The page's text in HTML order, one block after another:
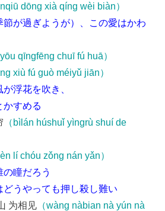
dōng xià qíng wèi biàn）
が過ぎようが）、この愛はかわ
qīngfēng chuī fú huā）
xiù fú guò méiyǔ jiān）
浮花を吹き、
かすめる
（bìlán húshuǐ yìngrù shuí de
lí chóu zǒng nán yǎn）
瞳だろう
うやっても押し殺し難い
为相见 （wàng nàbian nà yún nà